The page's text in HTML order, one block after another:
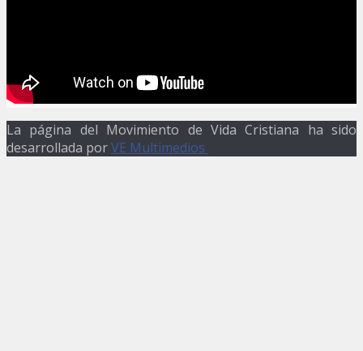
La página del Movimiento de Vida Cristiana ha sido
desarrollada porVE Multimedios